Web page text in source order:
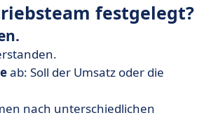
festgelegt?
ab: Soll der Umsatz oder die
nach unterschiedlichen